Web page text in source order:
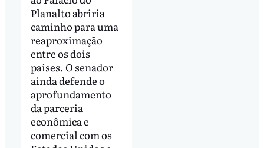
Planalto abriria
caminho para uma
reaproximação
entre os dois
países. O senador
ainda defende o
aprofundamento
da parceria
econômica e
comercial com os